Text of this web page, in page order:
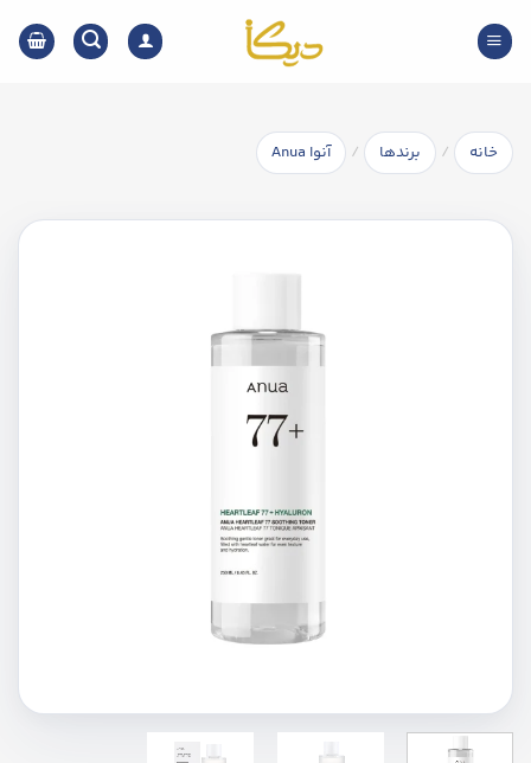
content
خانه / برندها / آنوا Anua